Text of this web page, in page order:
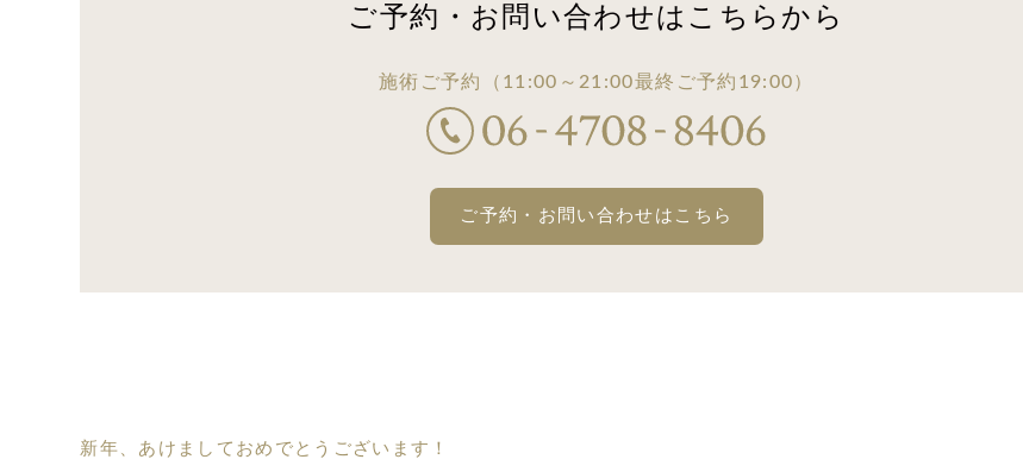
ご予約・お問い合わせはこちらから
施術ご予約 （11:00～21:00最終ご予約19:00）
ご予約・お問い合わせはこちら
新年、あけましておめでとうございます！